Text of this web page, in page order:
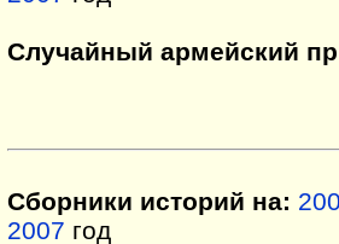
Случайный армейский
Сборники историй на:
2007 год